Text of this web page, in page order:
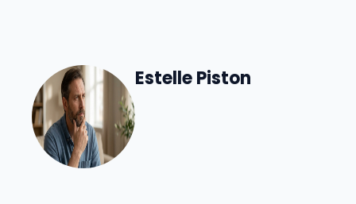
Estelle Piston